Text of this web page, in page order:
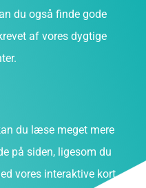
du også finde gode
af vores dygtige
du læse meget mere
på siden, ligesom du
vores interaktive kort.